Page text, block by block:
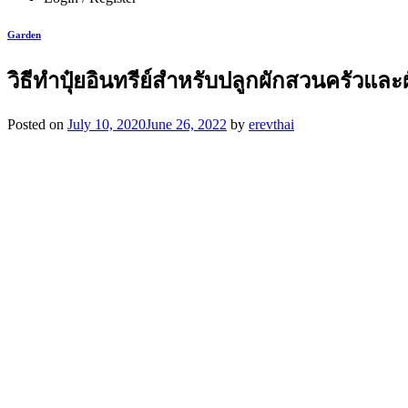
Garden
วิธีทำปุ๋ยอินทรีย์สำหรับปลูกผักสวนครัวแล
Posted on July 10, 2020June 26, 2022 by erevthai